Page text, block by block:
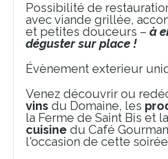
Possibilité de
avec viande grillée,
et petites douceurs – à
déguster sur place !
Évènement exterieur
Venez découvrir ou
vins du Domaine, les
la Ferme de Saint Bis et la
cuisine du Café
l'occasion de cette